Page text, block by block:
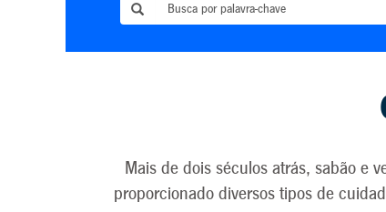
Mais de dois séculos atrás, sabão e
proporcionado diversos tipos de